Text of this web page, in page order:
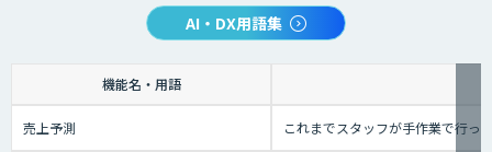
AI・DX用語集
機能名・用語
売上予測 これまでスタッフが手作業で行っ